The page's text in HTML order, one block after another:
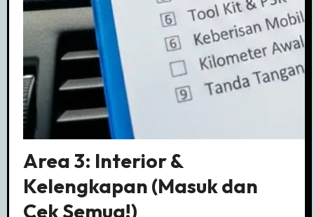
Area 3: Interior &
Kelengkapan (Masuk dan
Cek Semua!)